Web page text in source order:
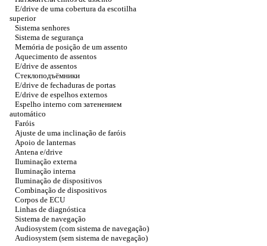
E/drive de uma cobertura da escotilha
superior
Sistema senhores
Sistema de segurança
Memória de posição de um assento
Aquecimento de assentos
E/drive de assentos
Стеклоподъёмники
E/drive de fechaduras de portas
E/drive de espelhos externos
Espelho interno com затенением
automático
Faróis
Ajuste de uma inclinação de faróis
Apoio de lanternas
Antena e/drive
Iluminação externa
Iluminação interna
Iluminação de dispositivos
Combinação de dispositivos
Corpos de ECU
Linhas de diagnóstica
Sistema de navegação
Audiosystem (com sistema de navegação)
Audiosystem (sem sistema de navegação)